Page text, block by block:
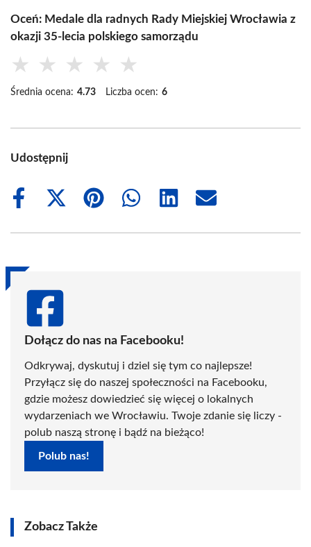
Oceń: Medale dla radnych Rady Miejskiej Wrocławia z
okazji 35-lecia polskiego samorządu
★ ★ ★ ★ ★
Średnia ocena: 4.73 Liczba ocen: 6
Udostępnij
Share
Share
(Twitter)
Share
Share
Share
Share
Dołącz do nas na Facebooku!
Odkrywaj, dyskutuj i dziel się tym co najlepsze!
Przyłącz się do naszej społeczności na Facebooku,
gdzie możesz dowiedzieć się więcej o lokalnych
wydarzeniach we Wrocławiu. Twoje zdanie się liczy -
polub naszą stronę i bądź na bieżąco!
Polub nas!
Zobacz Także